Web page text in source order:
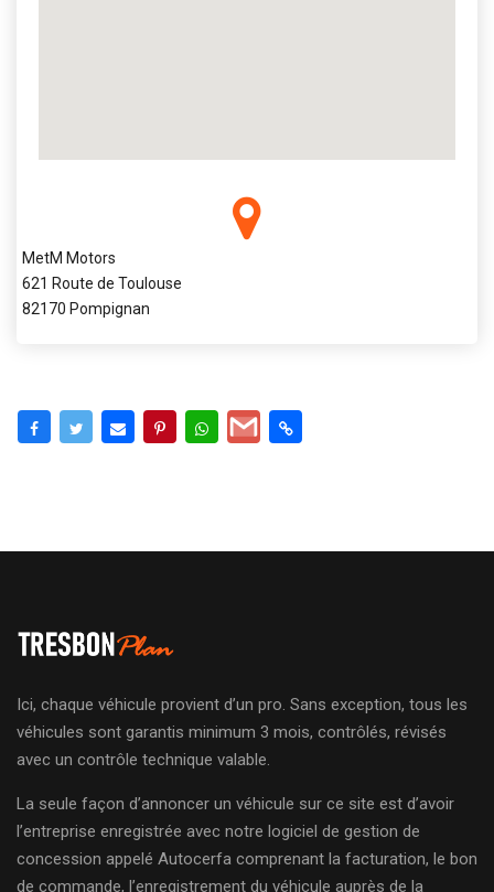
MetM Motors
621 Route de Toulouse
82170 Pompignan
Ici, chaque véhicule provient d’un pro. Sans exception, tous les
véhicules sont garantis minimum 3 mois, contrôlés, révisés
avec un contrôle technique valable.
La seule façon d’annoncer un véhicule sur ce site est d’avoir
l’entreprise enregistrée avec notre logiciel de gestion de
concession appelé Autocerfa comprenant la facturation, le bon
de commande, l’enregistrement du véhicule auprès de la